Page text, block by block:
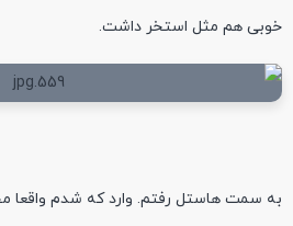
خوبی هم مثل استخر داشت.
به سمت هاستل رفتم. وارد که شدم واقعا